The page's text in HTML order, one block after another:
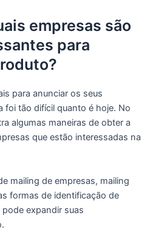
empresas são
para
para anunciar os seus
foi tão difícil quanto é hoje. No
algumas maneiras de obter a
que estão interessadas na
mailing de empresas, mailing
formas de identificação de
expandir suas